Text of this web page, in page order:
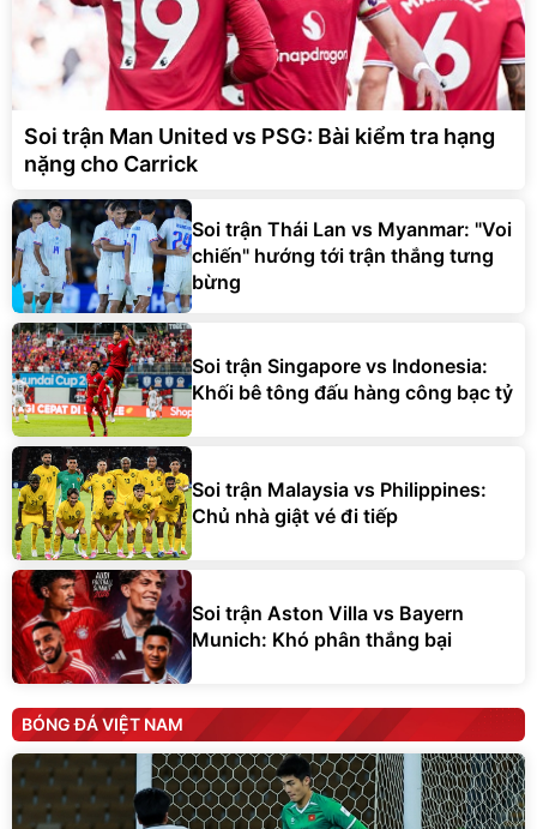
Soi trận Man United vs PSG: Bài kiểm tra hạng
nặng cho Carrick
Soi trận Thái Lan vs Myanmar: "Voi
chiến" hướng tới trận thắng tưng
bừng
Soi trận Singapore vs Indonesia:
Khối bê tông đấu hàng công bạc tỷ
Soi trận Malaysia vs Philippines:
Chủ nhà giật vé đi tiếp
Soi trận Aston Villa vs Bayern
Munich: Khó phân thắng bại
BÓNG ĐÁ VIỆT NAM